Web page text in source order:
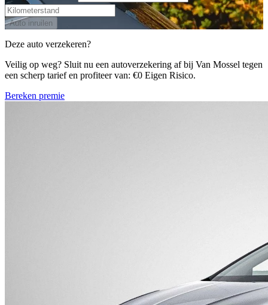
Auto inruilen
Deze auto verzekeren?
Veilig op weg? Sluit nu een autoverzekering af bij Van Mossel tegen
een scherp tarief en profiteer van: €0 Eigen Risico.
Bereken premie